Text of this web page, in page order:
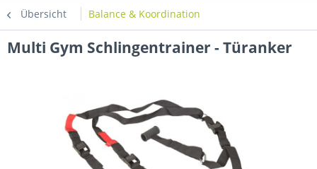
Übersicht Balance & Koordination
Multi Gym Schlingentrainer - Türanker